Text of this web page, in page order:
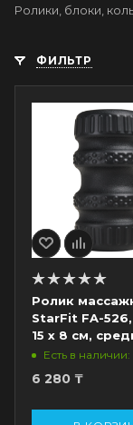
Ролики, блоки,
ФИЛЬТР
Ролик
StarFit FA-
15 х 8 см,
жесткость,
Есть в наличии:
6 280 ₸